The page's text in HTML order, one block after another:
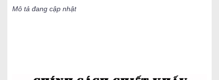
Mô tả đang cập nhật